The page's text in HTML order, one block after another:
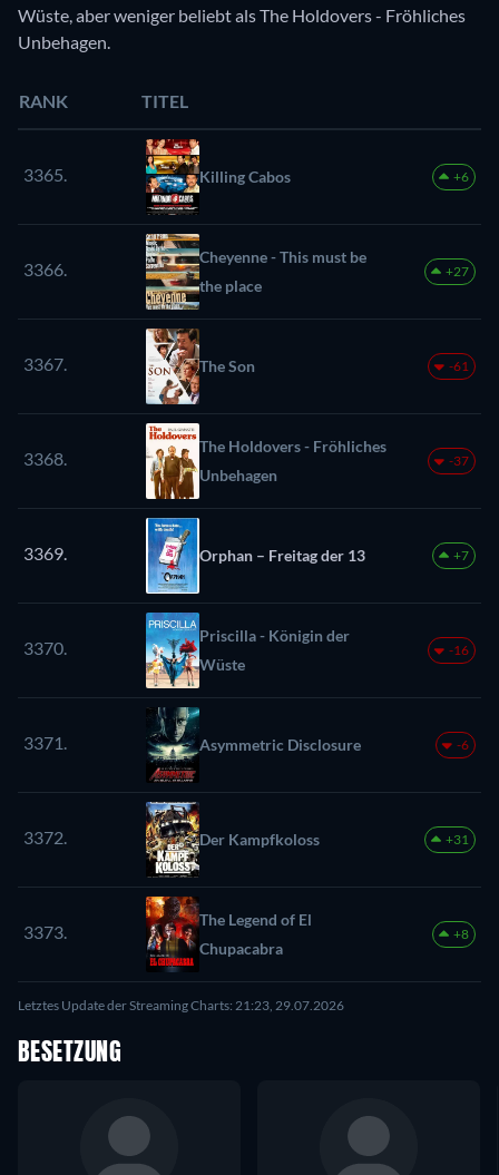
Wüste, aber weniger beliebt als The Holdovers - Fröhliches
Unbehagen.
RANK TITEL
3365. Killing Cabos +6
3366.
Cheyenne - This must be
the place
+27
3367. The Son -61
3368.
The Holdovers - Fröhliches
Unbehagen
-37
3369. Orphan – Freitag der 13 +7
3370.
Priscilla - Königin der
Wüste
-16
3371. Asymmetric Disclosure -6
3372. Der Kampfkoloss +31
3373.
The Legend of El
Chupacabra
+8
Letztes Update der Streaming Charts: 21:23, 29.07.2026
BESETZUNG